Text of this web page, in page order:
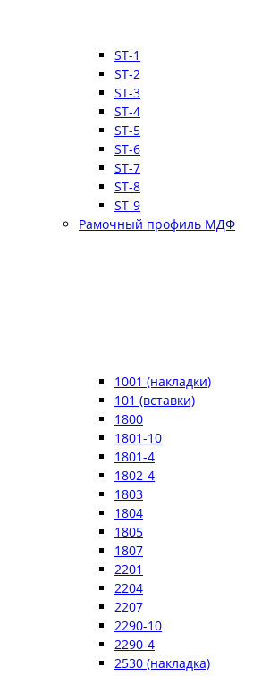
ST-1
ST-2
ST-3
ST-4
ST-5
ST-6
ST-7
ST-8
ST-9
Рамочный профиль МДФ
1001 (накладки)
101 (вставки)
1800
1801-10
1801-4
1802-4
1803
1804
1805
1807
2201
2204
2207
2290-10
2290-4
2530 (накладка)